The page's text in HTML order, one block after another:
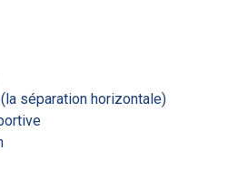
séparation horizontale)